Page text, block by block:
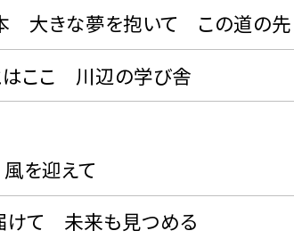
な夢を抱いて この道の先
こ 川辺の学び舎
迎えて
未来も見つめる